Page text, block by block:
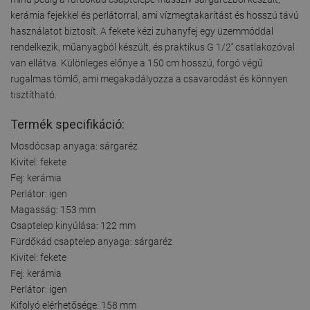
kerámia fejekkel és perlátorral, ami vízmegtakarítást és hosszú távú
használatot biztosít. A fekete kézi zuhanyfej egy üzemmóddal
rendelkezik, műanyagból készült, és praktikus G 1/2'' csatlakozóval
van ellátva. Különleges előnye a 150 cm hosszú, forgó végű
rugalmas tömlő, ami megakadályozza a csavarodást és könnyen
tisztítható.
Termék specifikáció:
Mosdócsap anyaga: sárgaréz
Kivitel: fekete
Fej: kerámia
Perlátor: igen
Magasság: 153 mm
Csaptelep kinyúlása: 122 mm
Fürdőkád csaptelep anyaga: sárgaréz
Kivitel: fekete
Fej: kerámia
Perlátor: igen
Kifolyó elérhetősége: 158 mm